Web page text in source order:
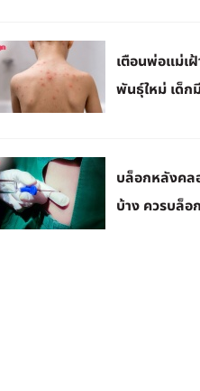
เตือนพ่อแม่เ
พันธุ์ใหม่ เด็ก
บล็อกหลังคล
บ้าง ควรบล็อ